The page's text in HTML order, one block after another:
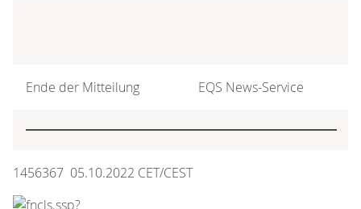
Ende der Mitteilung EQS News-Service
1456367 05.10.2022 CET/CEST